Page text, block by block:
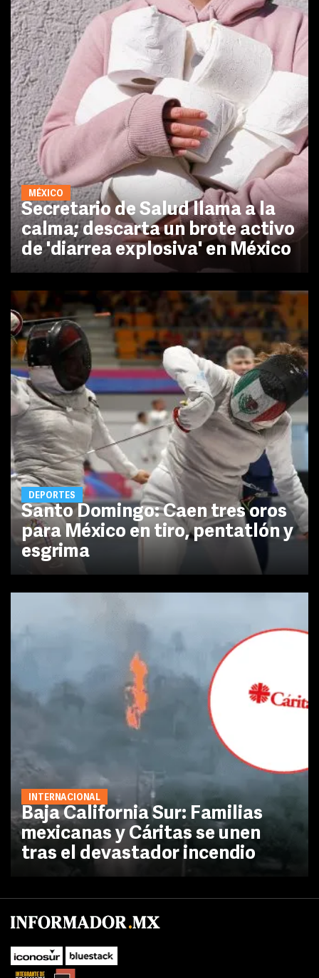
MÉXICO
Secretario de Salud llama a la
calma; descarta un brote activo
de 'diarrea explosiva' en México
DEPORTES
Santo Domingo: Caen tres oros
para México en tiro, pentatlón y
esgrima
INTERNACIONAL
Baja California Sur: Familias
mexicanas y Cáritas se unen
tras el devastador incendio